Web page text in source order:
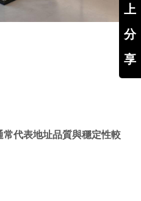
代表地址品質與穩定性較
上
分
享